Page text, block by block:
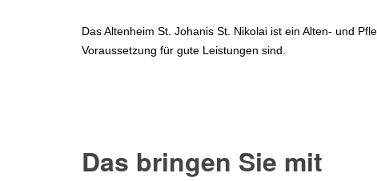
Das Altenheim St. Johanis St. Nikolai ist ein Alten- und
Voraussetzung für gute Leistungen sind.
Das bringen Sie mit